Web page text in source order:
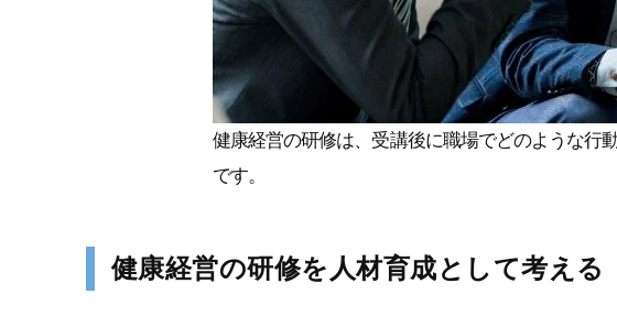
健康経営の研修は、受講後に職場でどのような行
です。
健康経営の研修を人材育成として考える